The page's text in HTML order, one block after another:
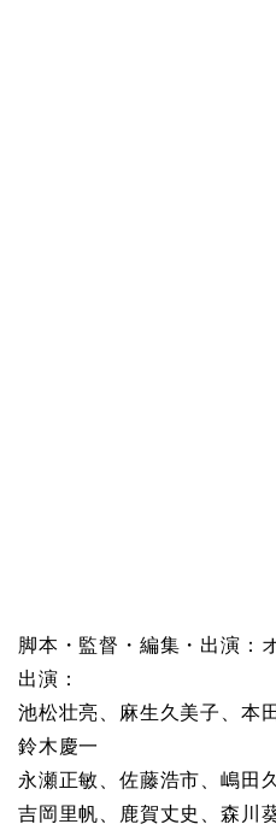
脚本・監督・編集・出演：
出演：
池松壮亮、麻生久美子、本
鈴木慶一
永瀬正敏、佐藤浩市、嶋田
吉岡里帆、鹿賀丈史、森川